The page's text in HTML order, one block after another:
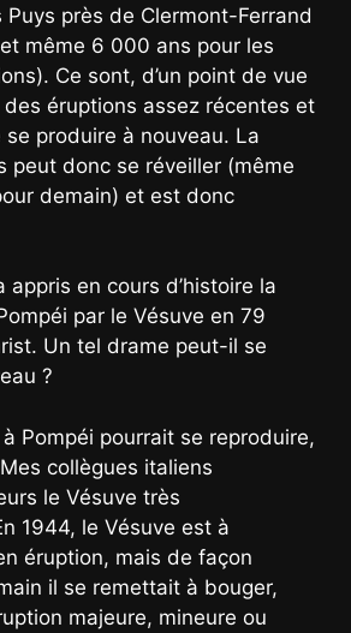
près de Clermont-Ferrand
même 6 000 ans pour les
Ce sont, d’un point de vue
éruptions assez récentes et
produire à nouveau. La
peut donc se réveiller (même
demain) et est donc
appris en cours d’histoire la
par le Vésuve en 79
Un tel drame peut-il se
?
Pompéi pourrait se reproduire,
collègues italiens
le Vésuve très
1944, le Vésuve est à
éruption, mais de façon
il se remettait à bouger,
majeure, mineure ou